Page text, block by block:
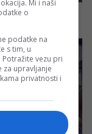
Mi i naši
o
podatke na
s tim, u
vezu pri
za upravljanje
privatnosti i